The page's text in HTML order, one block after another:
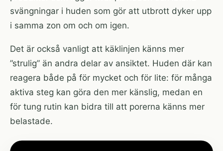
svängningar i huden som gör att utbrott dyker upp
i samma zon om och om igen.
Det är också vanligt att käklinjen känns mer
”strulig” än andra delar av ansiktet. Huden där kan
reagera både på för mycket och för lite: för många
aktiva steg kan göra den mer känslig, medan en
för tung rutin kan bidra till att porerna känns mer
belastade.